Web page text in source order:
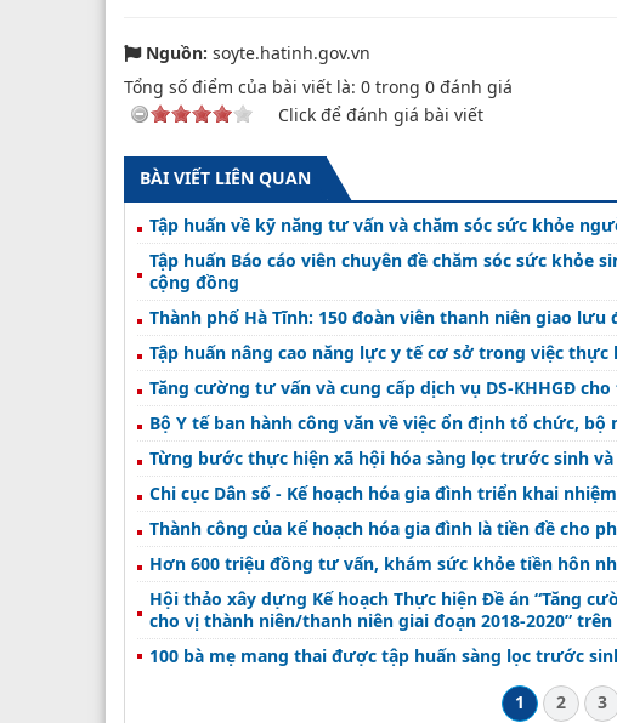
Nguồn: soyte.hatinh.gov.vn
Tổng số điểm của bài viết là: 0 trong 0 đánh giá
Click để đánh giá bài viết
BÀI VIẾT LIÊN QUAN
Tập huấn về kỹ năng tư vấn và chăm sóc sức khỏe
Tập huấn Báo cáo viên chuyên đề chăm sóc sức khỏe
cộng đồng
Thành phố Hà Tĩnh: 150 đoàn viên thanh niên giao
Tập huấn nâng cao năng lực y tế cơ sở trong việc
Tăng cường tư vấn và cung cấp dịch vụ DS-KHHGĐ
Bộ Y tế ban hành công văn về việc ổn định tổ chức,
Từng bước thực hiện xã hội hóa sàng lọc trước sinh và
Chi cục Dân số - Kế hoạch hóa gia đình triển khai
Thành công của kế hoạch hóa gia đình là tiền đề cho
Hơn 600 triệu đồng tư vấn, khám sức khỏe tiền hôn
Hội thảo xây dựng Kế hoạch Thực hiện Đề án “Tăng
cho vị thành niên/thanh niên giai đoạn 2018-2020”
100 bà mẹ mang thai được tập huấn sàng lọc trước
1
2 3